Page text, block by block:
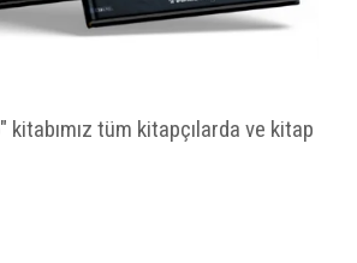
tüm kitapçılarda ve kitap